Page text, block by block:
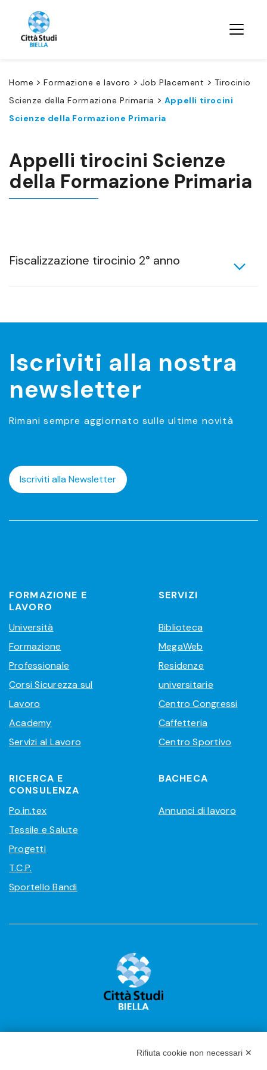
Home >Formazione e lavoro > Job Placement > Tirocinio
Scienze della Formazione Primaria > Appelli tirocini
Scienze della Formazione Primaria
Appelli tirocini Scienze
della Formazione Primaria
Fiscalizzazione tirocinio 2° anno
Iscriviti alla nostra
newsletter
Rimani sempre aggiornato sulle ultime novità
Iscriviti alla Newsletter
FORMAZIONE E
LAVORO
Università
Formazione
Professionale
Corsi Sicurezza sul
Lavoro
Academy
Servizi al Lavoro
SERVIZI
Biblioteca
MegaWeb
Residenze
universitarie
Centro Congressi
Caffetteria
Centro Sportivo
RICERCA E
CONSULENZA
Po.in.tex
Tessile e Salute
Progetti
T.C.P.
Sportello Bandi
BACHECA
Annunci di lavoro
Rifiuta cookie non necessari ✕